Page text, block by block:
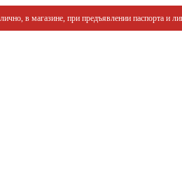
в магазине, при предъявлении паспорта и